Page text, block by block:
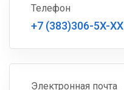
Телефон
+7 (383)306-5X-XX
Электронная почта